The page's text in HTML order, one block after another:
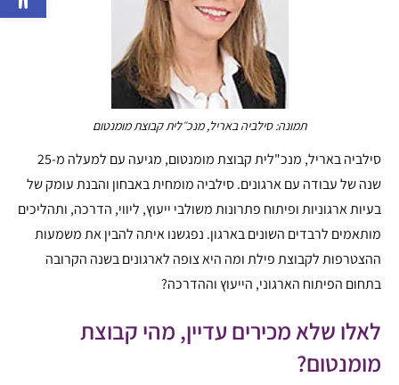
תמונה: סילביה באריל, מנכ״לית קבוצת מומנטום
סילביה באריל, מנכ"לית קבוצת מומנטום, מגיעה עם למעלה מ-25
שנה של עבודה עם ארגונים. סילביה מומחית באבחון והבנת עומק של
בעיות ארגוניות ופיתוח פתרונות משולבי ייעוץ, ליווי, הדרכה, ותהליכים
מותאמים לרבדים השונים בארגון. נפגשנו איתה להבין את משמעות
ההצטרפות לקבוצת פילת ומה היא צופה לארגונים בשנה הקרובה
בתחום הפיתוח הארגוני, הייעוץ וההדרכה?
לאלו שלא מכירים עדיין, מהי קבוצת
מומנטום?